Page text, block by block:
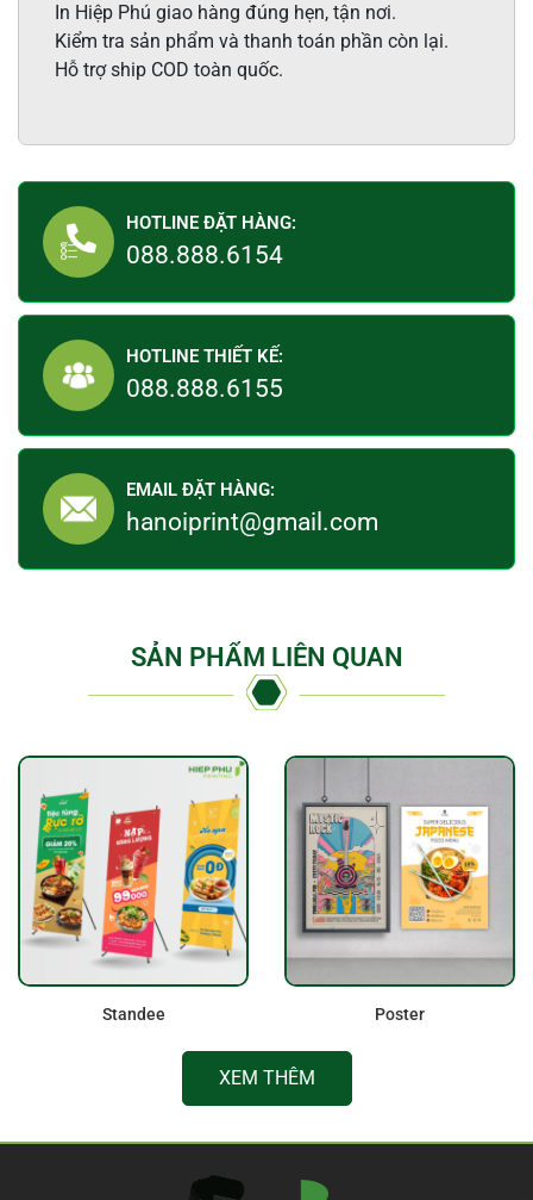
In Hiệp Phú giao hàng đúng hẹn, tận nơi.
Kiểm tra sản phẩm và thanh toán phần còn lại.
Hỗ trợ ship COD toàn quốc.
HOTLINE ĐẶT HÀNG:
088.888.6154
HOTLINE THIẾT KẾ:
088.888.6155
EMAIL ĐẶT HÀNG:
hanoiprint@gmail.com
SẢN PHẨM LIÊN QUAN
Standee Poster
XEM THÊM